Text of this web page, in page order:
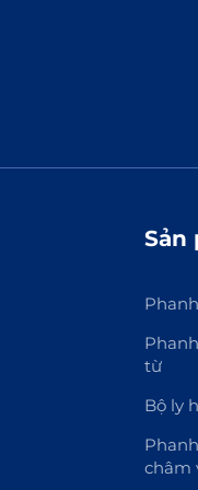
Sản
từ
Bộ ly
châm